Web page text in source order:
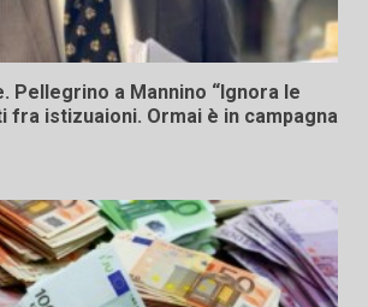
Pellegrino a Mannino “Ignora le
fra istizuaioni. Ormai è in campagna